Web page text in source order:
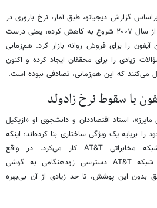
گزارش دیجیاتو، طبق آمار، نرخ باروری در
ایالات متحده و ده‌ها کشور دیگر از سال ۲۰۰۷ شروع به کاهش کرده، یعنی درست
را برای فروش روانه بازار کرد. هم‌زمانی
زیادی را برای محققان ایجاد کرده و اکنون
می‌کنند که این هم‌زمانی، تصادفی نبوده است.
با سقوط نرخ زادولد
استاد اقتصاددان و دانشجوی او «ازیکیل
را برپایه یک ویژگی ساختاری بنا کرده‌اند؛ اینکه
نسل اول آیفون تنها روی شبکه مخابراتی AT&T کار می‌کرد. در واقع
شهرستان‌هایی با پوشش قوی شبکه AT&T دسترسی زودهنگامی به گوشی
بدون این پوشش، تا حد زیادی از آن بی‌بهره